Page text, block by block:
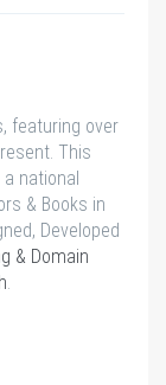
featuring over
This
national
& Books in
Developed
& Domain